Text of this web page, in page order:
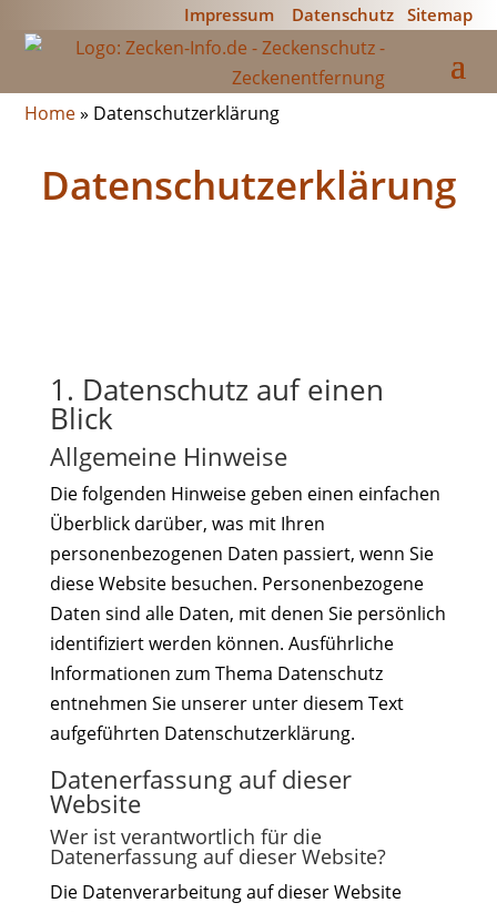
Impressum Datenschutz Sitemap
Home» Datenschutzerklärung
Datenschutzerklärung
1. Datenschutz auf einen
Blick
Allgemeine Hinweise
Die folgenden Hinweise geben einen einfachen
Überblick darüber, was mit Ihren
personenbezogenen Daten passiert, wenn Sie
diese Website besuchen. Personenbezogene
Daten sind alle Daten, mit denen Sie persönlich
identifiziert werden können. Ausführliche
Informationen zum Thema Datenschutz
entnehmen Sie unserer unter diesem Text
aufgeführten Datenschutzerklärung.
Datenerfassung auf dieser
Website
Wer ist verantwortlich für die
Datenerfassung auf dieser Website?
Die Datenverarbeitung auf dieser Website